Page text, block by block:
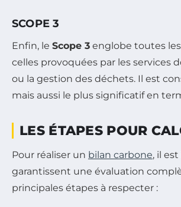
SCOPE 3
Enfin, le Scope 3 englobe toutes
celles provoquées par les services
ou la gestion des déchets. Il est
mais aussi le plus significatif en
LES ÉTAPES POUR
Pour réaliser un bilan carbone, il
garantissent une évaluation
principales étapes à respecter :